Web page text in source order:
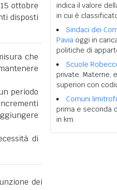
ottobre
disposti
che
periodo
di
dei
indica il valore
in cui è
Sindaci dei
Pavia oggi in
politiche di
Scuole
private. Materne,
superiori con
Comuni
prima e seconda
in km.